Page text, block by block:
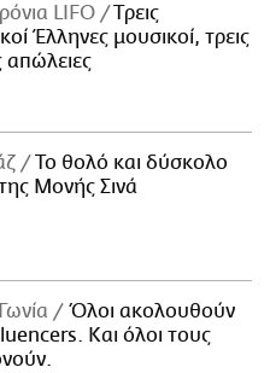
LIFO
Tρεις
Έλληνες μουσικοί, τρεις
απώλειες
Το θολό και δύσκολο
Μονής Σινά
Όλοι ακολουθούν
Και όλοι τους